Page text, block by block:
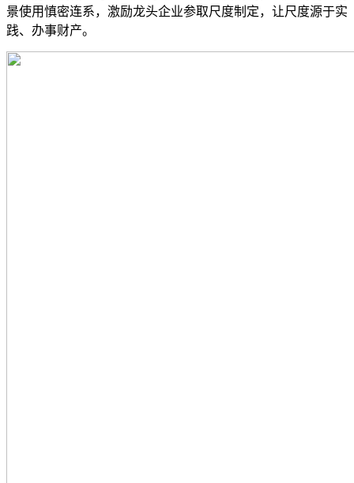
景使用慎密连系，激励龙头企业参取尺度制定，让尺度源于实
践、办事财产。